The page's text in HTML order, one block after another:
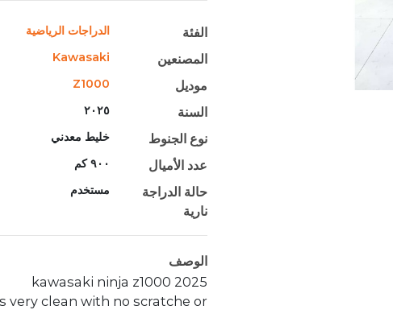
الفئة الدراجات الرياضية
المصنعين Kawasaki
موديل Z1000
السنة ٢٠٢٥
نوع الجنوط خليط معدني
عدد الأميال ٩٠٠ كم
حالة الدراجة
نارية
مستخدم
الوصف
2025 kawasaki ninja z1000
very clean with no scratche or